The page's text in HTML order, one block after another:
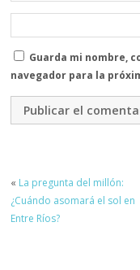
Guarda mi nombre,
navegador para la
« La pregunta del millón:
¿Cuándo asomará el sol en
Entre Ríos?